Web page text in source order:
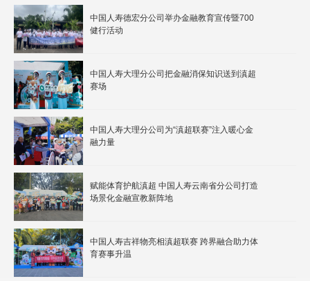
中国人寿德宏分公司举办金融教育宣传暨700
健行活动
中国人寿大理分公司把金融消保知识送到滇超
赛场
中国人寿大理分公司为“滇超联赛”注入暖心金
融力量
赋能体育护航滇超 中国人寿云南省分公司打造
场景化金融宣教新阵地
中国人寿吉祥物亮相滇超联赛 跨界融合助力体
育赛事升温